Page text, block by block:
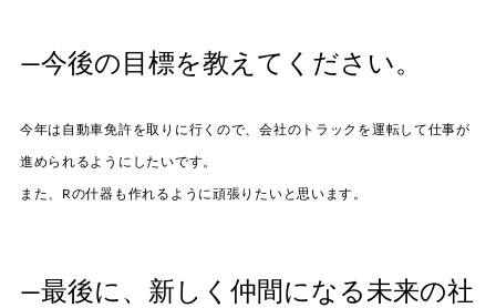
—今後の目標を教えてください。
今年は自動車免許を取りに行くので、会社のトラックを運転して仕事が
進められるようにしたいです。
また、Rの什器も作れるように頑張りたいと思います。
—最後に、新しく仲間になる未来の社